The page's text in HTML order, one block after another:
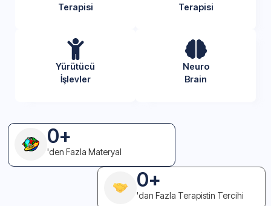
Terapisi
Terapisi
Yürütücü
İşlevler
Neuro
Brain
'den Fazla Materyal
0+
'dan Fazla Terapistin Tercihi
0+